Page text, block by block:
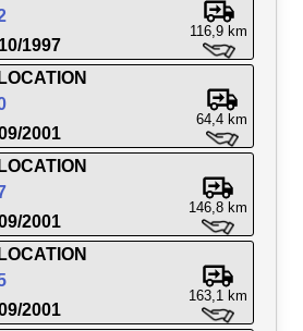
1997
116,9 km
2001
64,4 km
2001
146,8 km
2001
163,1 km